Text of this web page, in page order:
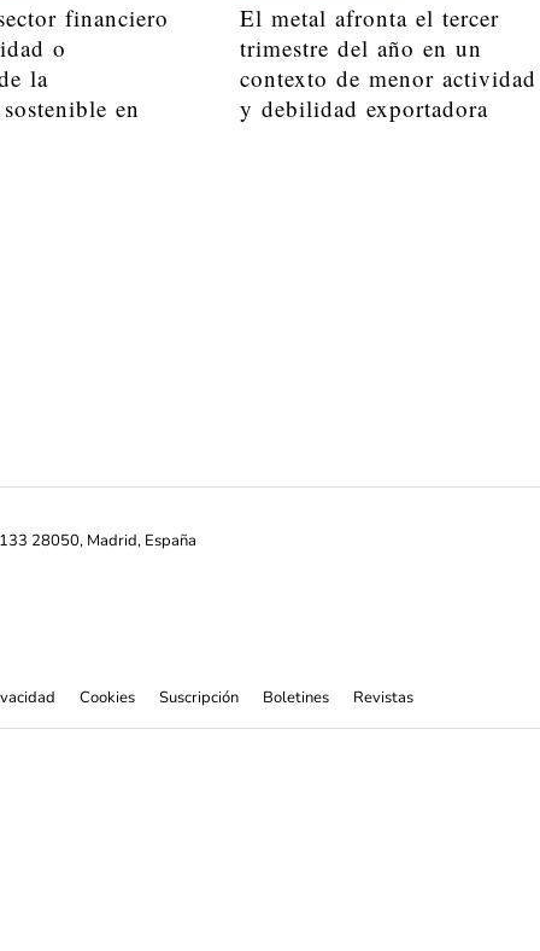
financiero
o
la
en
El metal afronta el tercer
trimestre del año en un
contexto de menor actividad
y debilidad exportadora
28050, Madrid, España
Cookies Suscripción Boletines Revistas